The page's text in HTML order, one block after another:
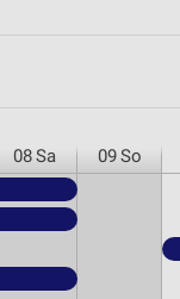
08Sa 09So